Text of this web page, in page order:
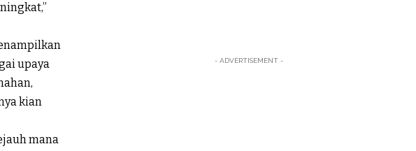
upaya
kian
mana
- ADVERTISEMENT -